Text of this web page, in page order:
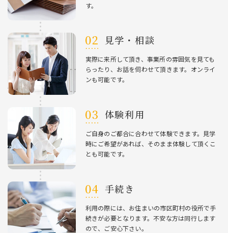
す。
⾒学・相談
実際に来所して頂き、事業所の雰囲気を⾒ても
らったり、お話を伺わせて頂きます。オンライ
ンも可能です。
体験利⽤
ご⾃⾝のご都合に合わせて体験できます。⾒学
時にご希望があれば、そのまま体験して頂くこ
とも可能です。
⼿続き
利⽤の際には、お住まいの市区町村の役所で⼿
続きが必要となります。不安な⽅は同⾏します
ので、ご安⼼下さい。